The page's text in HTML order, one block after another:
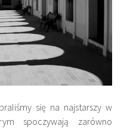
się na najstarszy w
spoczywają zarówno